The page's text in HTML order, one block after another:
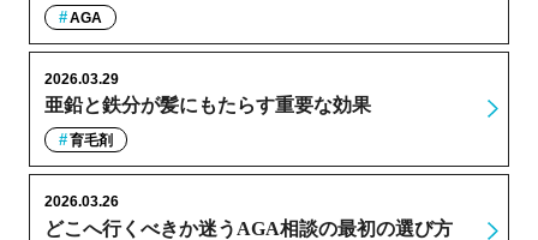
AGA
亜鉛と鉄分が髪にもたらす重要な効果
2026.03.29
育毛剤
どこへ行くべきか迷うAGA相談の最初の選び方
2026.03.26